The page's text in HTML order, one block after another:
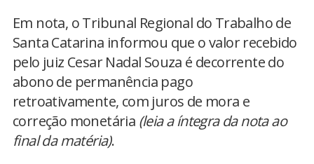
Em nota, o Tribunal Regional do Trabalho de
Santa Catarina informou que o valor recebido
pelo juiz Cesar Nadal Souza é decorrente do
abono de permanência pago
retroativamente, com juros de mora e
correção monetária (leia a íntegra da nota ao
final da matéria).